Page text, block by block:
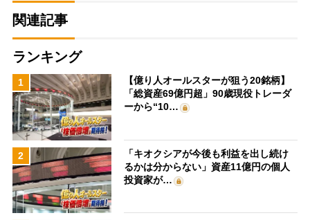
関連記事
ランキング
1
【億り人オールスターが狙う20銘柄】
「総資産69億円超」90歳現役トレーダ
ーから“10…
2
「キオクシアが今後も利益を出し続け
るかは分からない」資産11億円の個人
投資家が…